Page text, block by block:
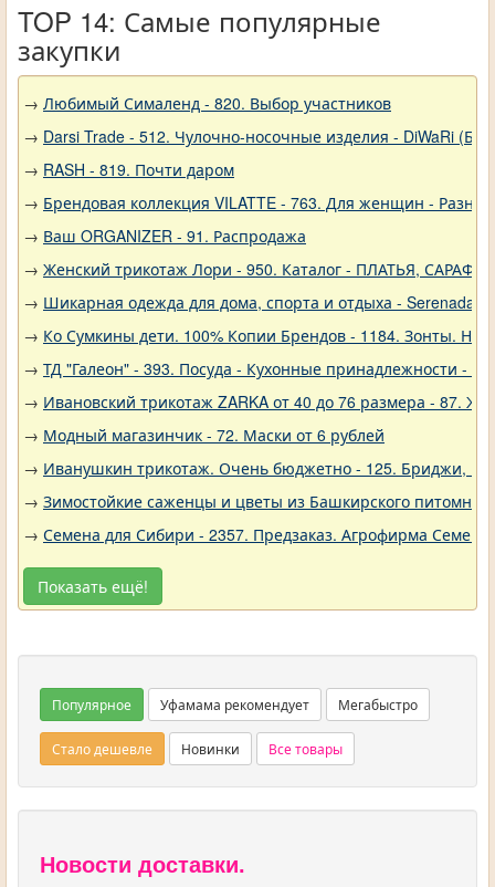
TOP 14: Самые популярные
закупки
→ Любимый Сималенд - 820. Выбор участников
→ Darsi Trade - 512. Чулочно-носочные изделия - DiWaRi
→ RASH - 819. Почти даром
→ Брендовая коллекция VILATTE - 763. Для женщин - Разное
→ Ваш ORGANIZER - 91. Распродажа
→ Женский трикотаж Лори - 950. Каталог - ПЛАТЬЯ,
→ Шикарная одежда для дома, спорта и отдыха - Serenada -
→ Ко Сумкины дети. 100% Копии Брендов - 1184. Зонты.
→ ТД "Галеон" - 393. Посуда - Кухонные принадлежности -
→ Ивановский трикотаж ZARKA от 40 до 76 размера - 87.
→ Модный магазинчик - 72. Маски от 6 рублей
→ Иванушкин трикотаж. Очень бюджетно - 125. Бриджи,
→ Зимостойкие саженцы и цветы из Башкирского
→ Семена для Сибири - 2357. Предзаказ. Агрофирма
Показать ещё!
Популярное Уфамама рекомендует Мегабыстро
Стало дешевле Новинки Все товары
Новости доставки.